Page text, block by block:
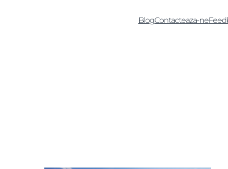
BlogContacteaza-ne